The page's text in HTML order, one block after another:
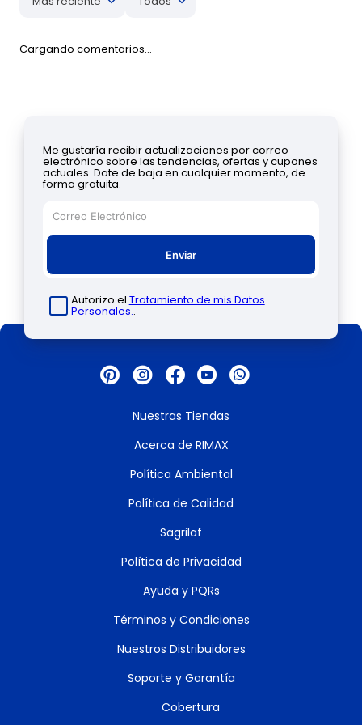
Cargando comentarios…
Me gustaría recibir actualizaciones por correo
electrónico sobre las tendencias, ofertas y cupones
actuales. Date de baja en cualquier momento, de
forma gratuita.
Enviar
Autorizo el Tratamiento de mis Datos
Personales..
Nuestras Tiendas
Acerca de RIMAX
Política Ambiental
Política de Calidad
Sagrilaf
Política de Privacidad
Ayuda y PQRs
Términos y Condiciones
Nuestros Distribuidores
Soporte y Garantía
Cobertura